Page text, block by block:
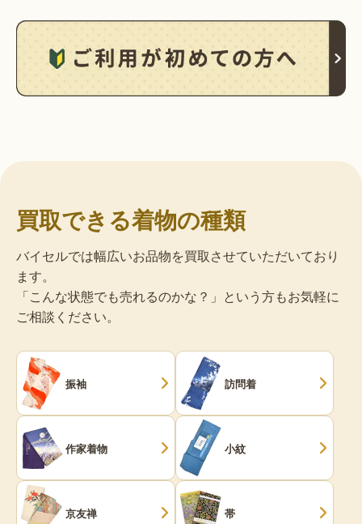
買取できる着物の種類
バイセルでは幅広いお品物を買取させていただいており
ます。
「こんな状態でも売れるのかな？」という方もお気軽に
ご相談ください。
振袖 訪問着
作家着物 小紋
京友禅 帯